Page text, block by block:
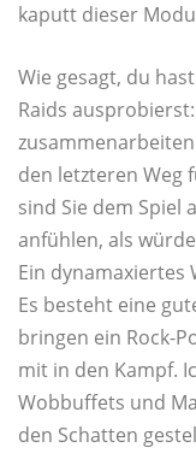
kaputt dieser
Wie gesagt, du
Raids
den letzteren Weg
sind Sie dem Spiel
anfühlen, als
Ein dynamaxiertes
Es besteht eine
bringen ein Rock-
mit in den Kampf.
Wobbuffets und
den Schatten